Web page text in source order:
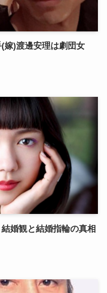
(嫁)渡邊安理は劇団女
婚観と結婚指輪の真相